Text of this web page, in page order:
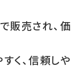
販売され、価
く、信頼しや